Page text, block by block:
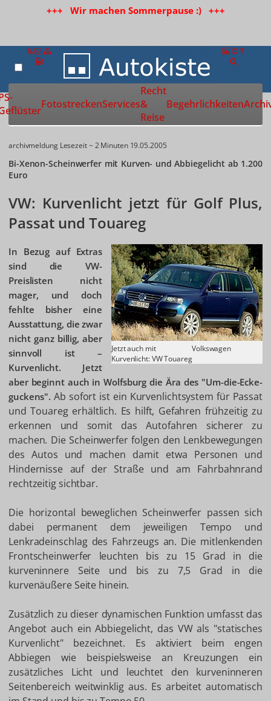
+++ Wir machen Sommerpause :) +++
Zur Startseite
FotostreckenServices
Recht
&
Reise
Begehrlichkeiten
archivmeldung Lesezeit ~ 2 Minuten 19.05.2005
Bi-Xenon-Scheinwerfer mit Kurven- und Abbiegelicht ab 1.200
Euro
VW: Kurvenlicht jetzt für Golf Plus,
Passat und Touareg
Jetzt auch mit
Volkswagen
Kurvenlicht: VW Touareg
In Bezug auf Extras
sind die VW-
Preislisten nicht
mager, und doch
fehlte bisher eine
Ausstattung, die zwar
nicht ganz billig, aber
sinnvoll ist –
Kurvenlicht. Jetzt
aber beginnt auch in Wolfsburg die Ära des "Um-die-Ecke-
guckens".Ab sofort ist ein Kurvenlichtsystem für Passat
und Touareg erhältlich. Es hilft, Gefahren frühzeitig zu
erkennen und somit das Autofahren sicherer zu
machen. Die Scheinwerfer folgen den Lenkbewegungen
des Autos und machen damit etwa Personen und
Hindernisse auf der Straße und am Fahrbahnrand
rechtzeitig sichtbar.
Die horizontal beweglichen Scheinwerfer passen sich
dabei permanent dem jeweiligen Tempo und
Lenkradeinschlag des Fahrzeugs an. Die mitlenkenden
Frontscheinwerfer leuchten bis zu 15 Grad in die
kurveninnere Seite und bis zu 7,5 Grad in die
kurvenäußere Seite hinein.
Zusätzlich zu dieser dynamischen Funktion umfasst das
Angebot auch ein Abbiegelicht, das VW als "statisches
Kurvenlicht" bezeichnet. Es aktiviert beim engen
Abbiegen wie beispielsweise an Kreuzungen ein
zusätzliches Licht und leuchtet den kurveninneren
Seitenbereich weitwinklig aus. Es arbeitet automatisch